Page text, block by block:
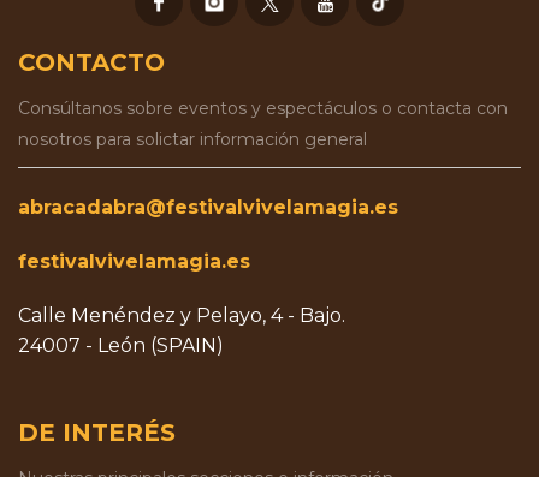
CONTACTO
Consúltanos sobre eventos y espectáculos o contacta con
nosotros para solictar información general
abracadabra@festivalvivelamagia.es
festivalvivelamagia.es
Calle Menéndez y Pelayo, 4 - Bajo.
24007 - León (SPAIN)
DE INTERÉS